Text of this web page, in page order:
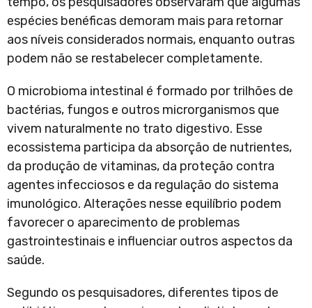
espécies benéficas demoram mais para retornar
aos níveis considerados normais, enquanto outras
podem não se restabelecer completamente.
O microbioma intestinal é formado por trilhões de
bactérias, fungos e outros microrganismos que
vivem naturalmente no trato digestivo. Esse
ecossistema participa da absorção de nutrientes,
da produção de vitaminas, da proteção contra
agentes infecciosos e da regulação do sistema
imunológico. Alterações nesse equilíbrio podem
favorecer o aparecimento de problemas
gastrointestinais e influenciar outros aspectos da
saúde.
Segundo os pesquisadores, diferentes tipos de